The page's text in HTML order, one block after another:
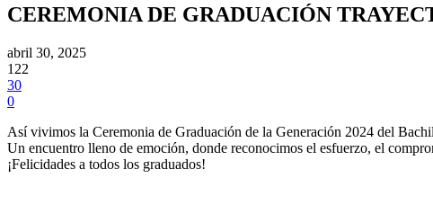
CEREMONIA DE GRADUACIÓN
abril 30, 2025
122
30
0
Así vivimos la Ceremonia de Graduación de la Generación 2024 del
Un encuentro lleno de emoción, donde reconocimos el esfuerzo, el
¡Felicidades a todos los graduados!